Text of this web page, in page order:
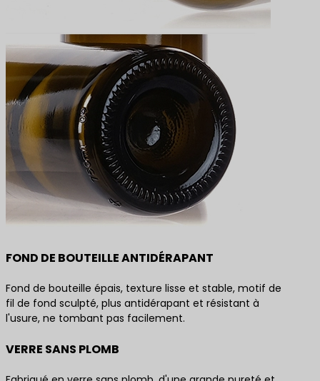
FOND DE BOUTEILLE ANTIDÉRAPANT
Fond de bouteille épais, texture lisse et stable, motif de
fil de fond sculpté, plus antidérapant et résistant à
l'usure, ne tombant pas facilement.
VERRE SANS PLOMB